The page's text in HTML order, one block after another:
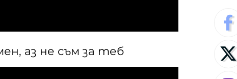
аз не съм за теб